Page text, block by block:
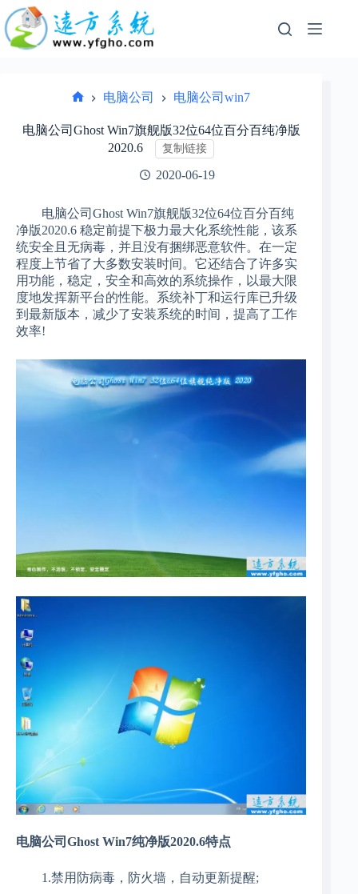
过
内
页
电脑公司 电脑公司win7
电脑公司Ghost Win7旗舰版32位64位百分百纯净版
2020.6
复制链接
2020-06-19
电脑公司Ghost Win7旗舰版32位64位百分百纯
净版2020.6 稳定前提下极力最大化系统性能，该系
统安全且无病毒，并且没有捆绑恶意软件。在一定
程度上节省了大多数安装时间。它还结合了许多实
用功能，稳定，安全和高效的系统操作，以最大限
度地发挥新平台的性能。系统补丁和运行库已升级
到最新版本，减少了安装系统的时间，提高了工作
效率!
电脑公司Ghost Win7纯净版2020.6特点
1.禁用防病毒，防火墙，自动更新提醒;